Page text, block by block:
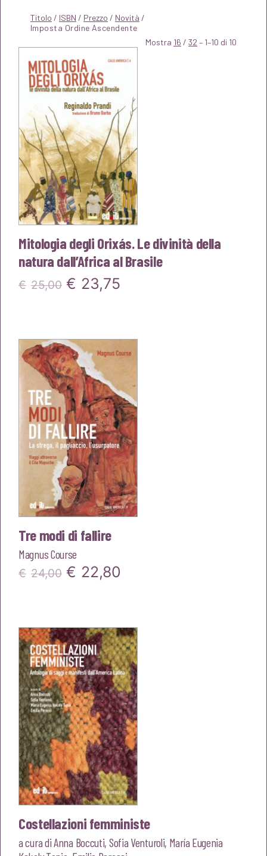
Titolo / ISBN / Prezzo / Novità /
Mostra 16 / 32 – 1–10 di 10
Mitologia degli Orixás. Le divinità della
natura dall’Africa al Brasile
€ 25,00 Il
era:
€25,00.
€ 23,75
è:
Tre modi di fallire
Magnus Course
€ 24,00 Il
era:
€24,00.
€ 22,80
è:
€22,80.
Costellazioni femministe
a cura diAnna Boccuti, Sofia Venturoli, María Eugenia